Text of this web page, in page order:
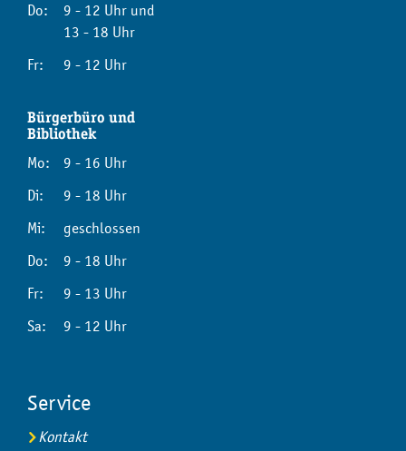
Do:
9 - 12 Uhr und
13 - 18 Uhr
Fr:
9 - 12 Uhr
Bürgerbüro und
Bibliothek
Mo:
9 - 16 Uhr
Di:
9 - 18 Uhr
Mi:
geschlossen
Do:
9 - 18 Uhr
Fr:
9 - 13 Uhr
Sa:
9 - 12 Uhr
Service
Kontakt